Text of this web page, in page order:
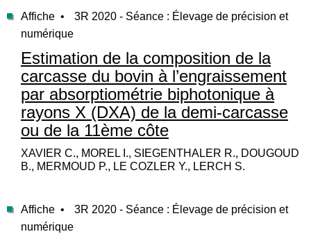
Affiche •
3R 2020 - Séance : Élevage de précision et
numérique
Estimation de la composition de la
carcasse du bovin à l’engraissement
par absorptiométrie biphotonique à
rayons X (DXA) de la demi-carcasse
ou de la 11ème côte
XAVIER C., MOREL I., SIEGENTHALER R., DOUGOUD
B., MERMOUD P., LE COZLER Y., LERCH S.
Affiche •
3R 2020 - Séance : Élevage de précision et
numérique